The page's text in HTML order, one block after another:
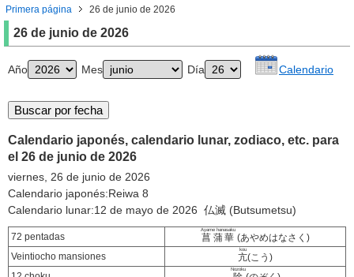
Primera página 26 de junio de 2026
26 de junio de 2026
Año Mes Día Calendario
Calendario japonés, calendario lunar, zodiaco, etc. para
el 26 de junio de 2026
viernes, 26 de junio de 2026
Calendario japonés:Reiwa 8
Calendario lunar:12 de mayo de 2026 仏滅 (Butsumetsu)
72 pentadas 菖蒲華
Ayame hanasaku
(あやめはなさく)
Veintiocho mansiones
亢
kou
(こう)
Nozoku